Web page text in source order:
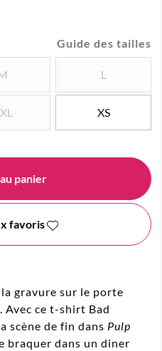
Guide des tailles
L
XS
panier
favoris
gravure sur le porte
ce t-shirt Bad
scène de fin dans Pulp
braquer dans un diner